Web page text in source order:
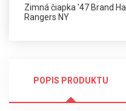
Zimná čiapka '47 Brand
Rangers NY
POPIS PRODUKTU